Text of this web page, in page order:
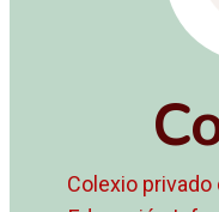
Colexio